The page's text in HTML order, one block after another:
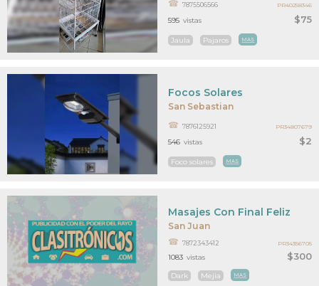
$75
7875506566
Jaula Pajaros MAS
595 vistas
PR40258346
San Sebastian
$2
Focos Solares
7876125921
Foco solares MAS
546 vistas
PR34807679
San Juan
$300
Masajes Con Final Feliz
7872343412
Dark Mejia MAS
1083 vistas
PR34356705